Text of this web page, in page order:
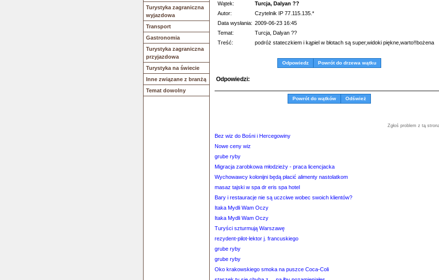
Turystyka zagraniczna
wyjazdowa
Transport
Gastronomia
Turystyka zagraniczna
przyjazdowa
Turystyka na świecie
Inne związane z branżą
Temat dowolny
Wątek:
Turcja, Dalyan ??
Autor:
Czytelnik IP 77.115.135.*
Data wysłania: 2009-06-23 16:45
Temat:
Turcja, Dalyan ??
Treść:
podróż stateczkiem i kąpiel w błotach są super,widoki piękne,warto!!bożena
Odpowiedz Powrót do drzewa wątku
Odpowiedzi:
Powrót do wątków Odśwież
Zgłoś problem z tą
Bez wiz do Bośni i Hercegowiny
Nowe ceny wiz
grube ryby
Migracja zarobkowa młodzieży - praca licencjacka
Wychowawcy kolonijni będą płacić alimenty nastolatkom
masaz tajski w spa dr eris spa hotel
Bary i restauracje nie są uczciwe wobec swoich klientów?
Itaka Mydli Wam Oczy
Itaka Mydli Wam Oczy
Turyści szturmują Warszawę
rezydent-pilot-lektor j. francuskiego
grube ryby
grube ryby
Oko krakowskiego smoka na puszce Coca-Coli